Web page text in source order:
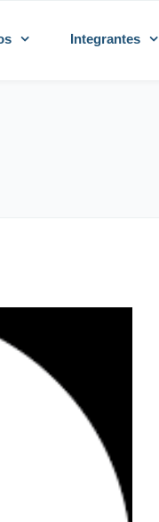
Integrantes